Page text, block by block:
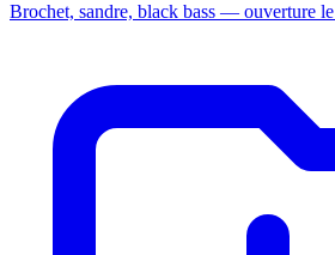
Brochet, sandre, black bass — ouverture le